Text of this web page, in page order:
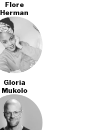
Flore
Herman
Gloria
Mukolo